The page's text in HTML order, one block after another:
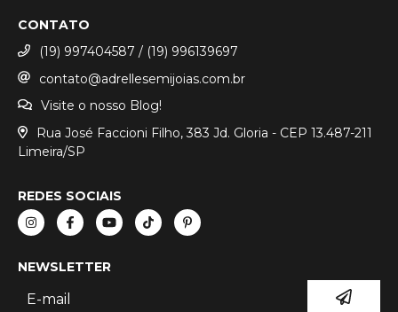
CONTATO
(19) 997404587 / (19) 996139697
contato@adrellesemijoias.com.br
Visite o nosso Blog!
Rua José Faccioni Filho, 383 Jd. Gloria - CEP 13.487-211
Limeira/SP
REDES SOCIAIS
NEWSLETTER